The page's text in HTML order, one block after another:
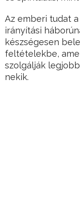
Az emberi tudat
irányítási
készségesen
feltételekbe,
szolgálják
nekik.